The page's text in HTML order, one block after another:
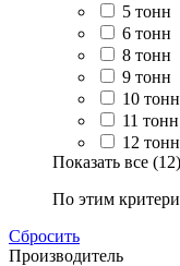
5 тонн
6 тонн
8 тонн
9 тонн
10 тонн
11 тонн
12 тонн
Показать все (12)
По этим
Сбросить
Производитель